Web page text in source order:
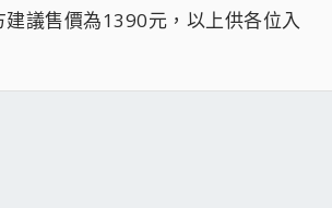
議售價為1390元，以上供各位入